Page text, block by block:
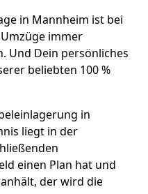
in Mannheim ist bei
immer
Und Dein persönliches
beliebten 100 %
in
liegt in der
einen Plan hat und
der wird die